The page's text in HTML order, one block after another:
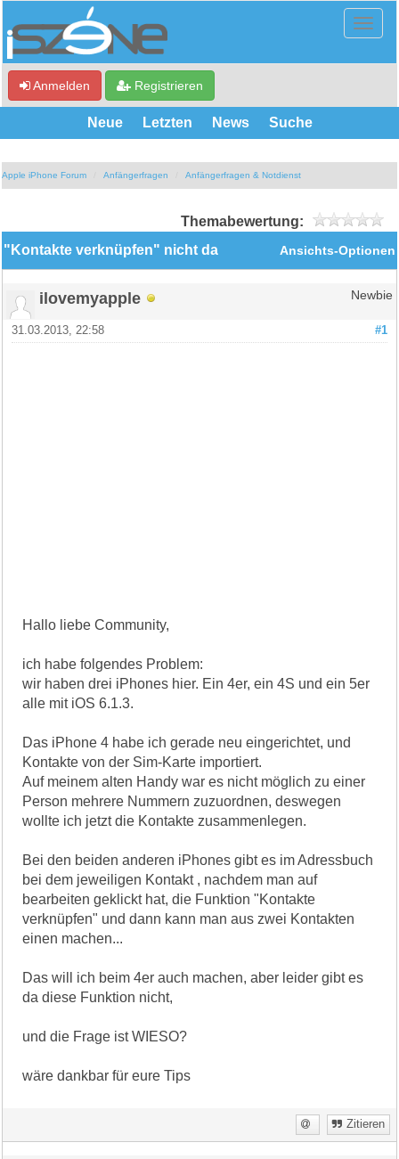
Anmelden Registrieren
Neue Letzten News Suche
Apple iPhone Forum Anfängerfragen Anfängerfragen & Notdienst
Themabewertung:
Ansichts-Optionen
"Kontakte verknüpfen" nicht da
ilovemyapple Newbie
#1
31.03.2013, 22:58
Hallo liebe Community,
ich habe folgendes Problem:
wir haben drei iPhones hier. Ein 4er, ein 4S und ein 5er
alle mit iOS 6.1.3.
Das iPhone 4 habe ich gerade neu eingerichtet, und
Kontakte von der Sim-Karte importiert.
Auf meinem alten Handy war es nicht möglich zu einer
Person mehrere Nummern zuzuordnen, deswegen
wollte ich jetzt die Kontakte zusammenlegen.
Bei den beiden anderen iPhones gibt es im Adressbuch
bei dem jeweiligen Kontakt , nachdem man auf
bearbeiten geklickt hat, die Funktion "Kontakte
verknüpfen" und dann kann man aus zwei Kontakten
einen machen...
Das will ich beim 4er auch machen, aber leider gibt es
da diese Funktion nicht,
und die Frage ist WIESO?
wäre dankbar für eure Tips
Zitieren